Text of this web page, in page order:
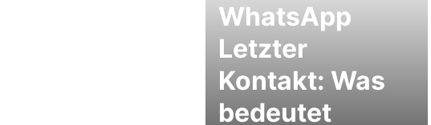
WhatsApp
Letzter
Kontakt: Was
bedeutet